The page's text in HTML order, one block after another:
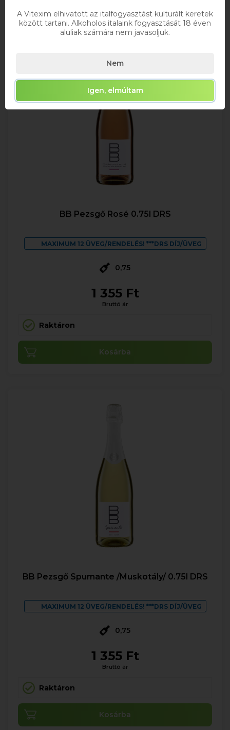
BB Pezsgő Rosé 0.75l DRS
MAXIMUM 12 ÜVEG/RENDELÉS! ***DRS DÍJ/ÜVEG
0,75
1 355 Ft
Bruttó ár
Raktáron
Kosárba
BB Pezsgő Spumante /Muskotály/ 0.75l DRS
MAXIMUM 12 ÜVEG/RENDELÉS! ***DRS DÍJ/ÜVEG
0,75
1 355 Ft
Bruttó ár
Raktáron
Kosárba
A Vitexim elhivatott az italfogyasztást kulturált keretek
között tartani. Alkoholos italaink fogyasztását 18 éven
aluliak számára nem javasoljuk.
Nem
Igen, elmúltam